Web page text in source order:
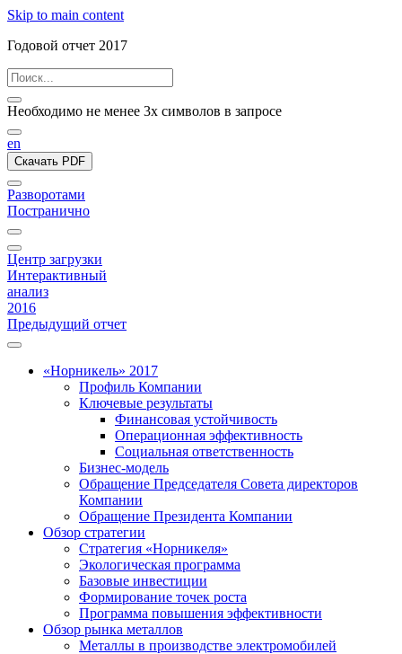
Skip to main content
Годовой отчет 2017
Необходимо не менее 3х символов в запросе
en
Скачать PDF
Разворотами
Постранично
Центр загрузки
Интерактивный
анализ
2016
Предыдущий отчет
«Норникель» 2017
Профиль Компании
Ключевые результаты
Финансовая устойчивость
Операционная эффективность
Социальная ответственность
Бизнес-модель
Обращение Председателя Совета директоров
Компании
Обращение Президента Компании
Обзор стратегии
Стратегия «Норникеля»
Экологическая программа
Базовые инвестиции
Формирование точек роста
Программа повышения эффективности
Обзор рынка металлов
Металлы в производстве электромобилей